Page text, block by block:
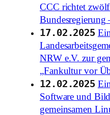
CCC richtet
Bundesregierung
17.02.2025
NRW e.V. zur
„Fankultur vor
12.02.2025
Software und
gemeinsamen